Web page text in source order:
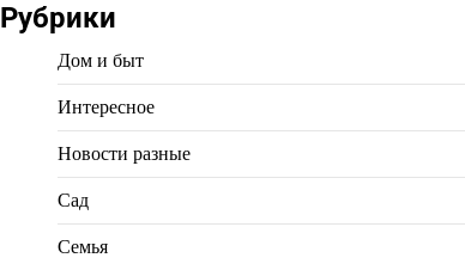
Рубрики
Дом и быт
Интересное
Новости разные
Сад
Семья